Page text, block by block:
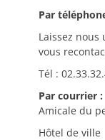
Par
Laissez
vous
Tél :
Par courrier :
Amicale du
Hôtel de ville